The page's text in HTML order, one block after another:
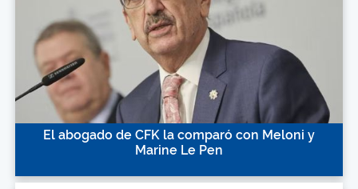
El abogado de CFK la comparó con Meloni y
Marine Le Pen